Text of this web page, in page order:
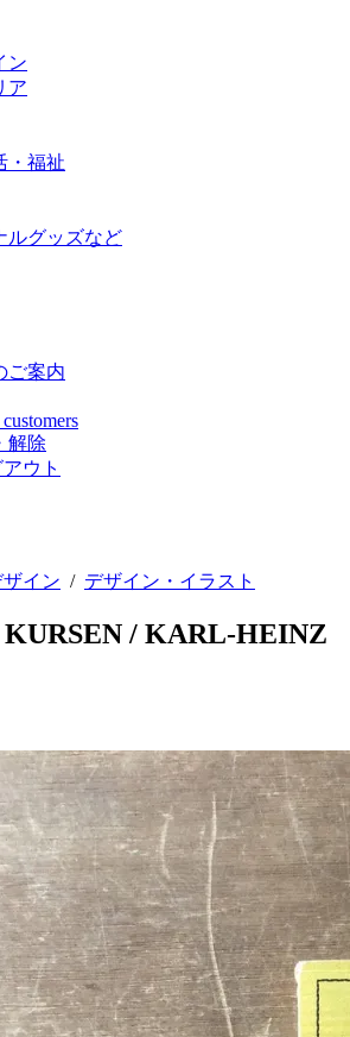
ン
ア
・福祉
ルグッズなど
ご案内
解除
ウト
イン / デザイン・イラスト
/ KARL-HEINZ